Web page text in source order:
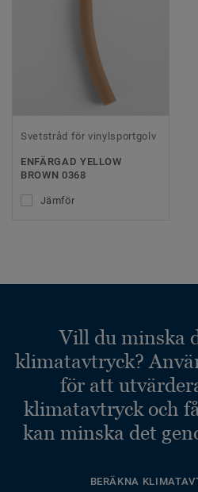
Svetstråd för vinylsportgolv
ENFÄRGAD YELLOW
BROWN 0368
Jämför
Vill du minska
klimatavtryck?
för att
klimatavtryck och
kan minska det
BERÄKNA